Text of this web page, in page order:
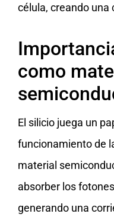
célula, creando una
como
El silicio juega un
funcionamiento de
material
absorber los
generando una